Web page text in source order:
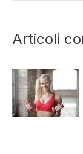
Articoli